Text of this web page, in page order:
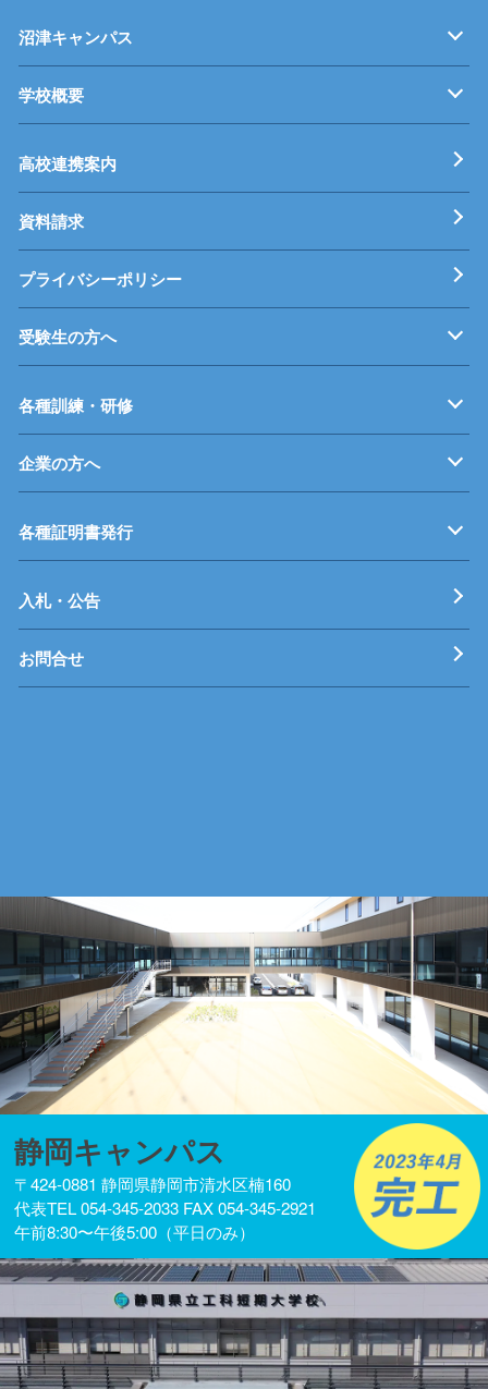
キャンパス紹介
機械・制御技術科
電気技術科
建築設備科
沼津キャンパス
キャンパス紹介
機械・生産技術科
電子情報技術科
情報技術科
学校概要
基本理念
校長挨拶
すうじでみる静岡県立工科短期大学校
工科短大評価委員会
高校連携案内
資料請求
プライバシーポリシー
受験生の方へ
募集要項
オープンキャンパス
受験料等
高校連携案内
各種訓練・研修
企業従業員の方へ
再就職を考えている方へ
障がいのある方へ
企業の方へ
事業主推薦について
インターンシップについて
学生の求人について
各種証明書発行
工科短期大学校
技術専門校
ガス溶接技能講習
各種特別教育
入札・公告
お問合せ
静岡キャンパス
〒424-0881 静岡県静岡市清水区楠160
代表TEL 054-345-2033 FAX 054-345-2921
午前8:30〜午後5:00（平日のみ）